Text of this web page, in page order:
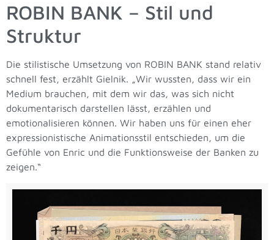
ROBIN BANK – Stil und
Struktur
Die stilistische Umsetzung von ROBIN BANK stand relativ
schnell fest, erzählt Gielnik. „Wir wussten, dass wir ein
Medium brauchen, mit dem wir das, was sich nicht
dokumentarisch darstellen lässt, erzählen und
emotionalisieren können. Wir haben uns für einen eher
expressionistische Animationsstil entschieden, um die
Gefühle von Enric und die Funktionsweise der Banken zu
zeigen.“